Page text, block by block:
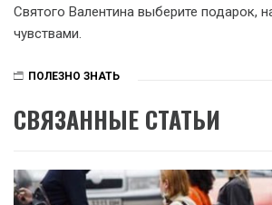
Святого Валентина выберите подарок,
чувствами.
ПОЛЕЗНО ЗНАТЬ
СВЯЗАННЫЕ СТАТЬИ